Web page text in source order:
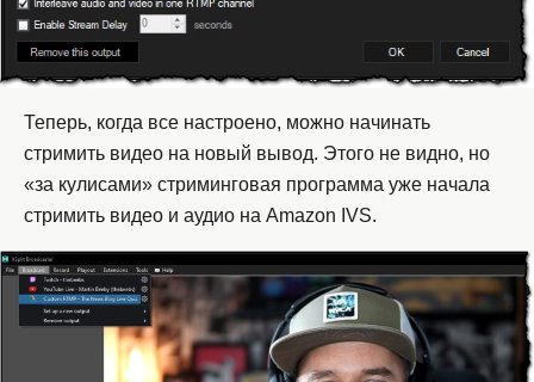
Теперь, когда все настроено, можно начинать
стримить видео на новый вывод. Этого не видно, но
«за кулисами» стриминговая программа уже начала
стримить видео и аудио на Amazon IVS.